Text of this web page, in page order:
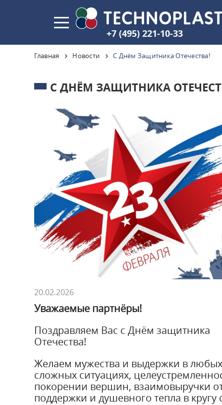
+7 (495) 221-10-33
Главная Новости С Днём Защитника Отечества!
С ДНЁМ ЗАЩИТНИКА
20.02.2026
Уважаемые партнёры!
Поздравляем Вас с Днём защитника
Отечества!
Желаем мужества и выдержки в любых
сложных ситуациях,
покорении вершин, взаимовыручки
поддержки и душевного тепла в кругу